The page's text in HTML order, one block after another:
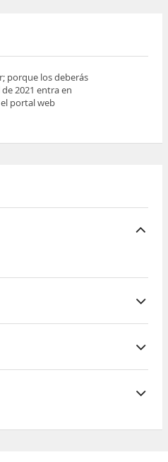
porque los deberás
2021 entra en
portal web